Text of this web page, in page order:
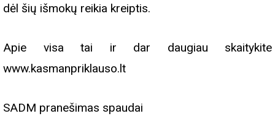
dėl šių išmokų reikia kreiptis.
Apie visa tai ir dar daugiau skaitykite
www.kasmanpriklauso.lt
SADM pranešimas spaudai